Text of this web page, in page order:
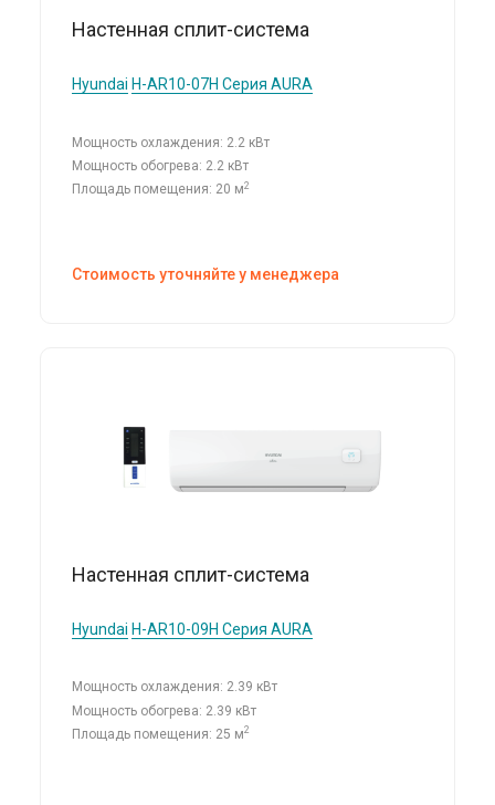
Настенная сплит-система
Hyundai H-AR10-07H Серия AURA
Мощность охлаждения: 2.2 кВт
Мощность обогрева: 2.2 кВт
Площадь помещения: 20 м2
Стоимость уточняйте у менеджера
Настенная сплит-система
Hyundai H-AR10-09H Серия AURA
Мощность охлаждения: 2.39 кВт
Мощность обогрева: 2.39 кВт
Площадь помещения: 25 м2